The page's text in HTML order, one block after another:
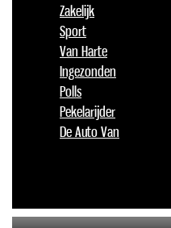
Zakelijk
Sport
Van Harte
Ingezonden
Polls
Pekelarijder
De Auto Van